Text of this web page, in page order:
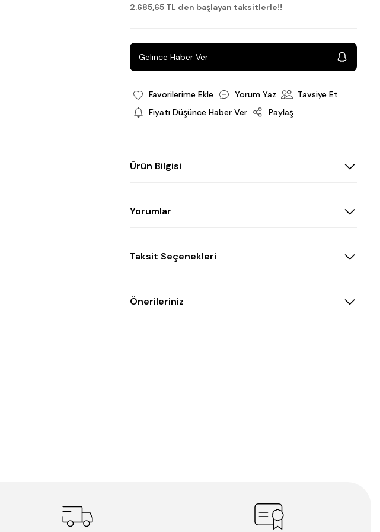
2.685,65 TL den başlayan taksitlerle!!
Gelince Haber Ver
Yorum Yaz
Tavsiye Et
Fiyatı Düşünce Haber Ver
Paylaş
Ürün Bilgisi
Yorumlar
Taksit Seçenekleri
Önerileriniz